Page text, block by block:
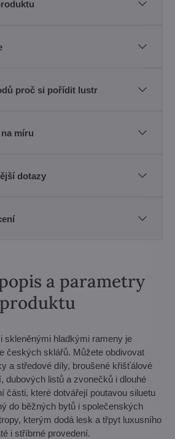
proč si pořídit lustr
míru
dotazy
a parametry
produktu
skleněnými hladkými rameny je
českých sklářů. Můžete obdivovat
a středové díly, broušené křišťálové
dubových listů a zvonečků i dlouhé
části, které dotvářejí poutavou siluetu
do běžných bytů i společenských
kterým dodá lesk a třpyt luxusního
i stříbrné provedení.